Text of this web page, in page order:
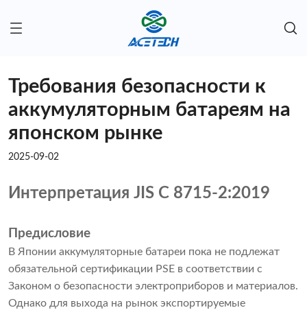
Требования безопасности к
аккумуляторным батареям на
японском рынке
2025-09-02
Интерпретация JIS C 8715-2:2019
Предисловие
В Японии аккумуляторные батареи пока не подлежат
обязательной сертификации PSE в соответствии с
Законом о безопасности электроприборов и материалов.
Однако для выхода на рынок экспортируемые